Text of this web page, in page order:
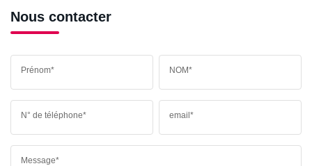
Nous contacter
Prénom* NOM*
N° de téléphone* email*
Message*